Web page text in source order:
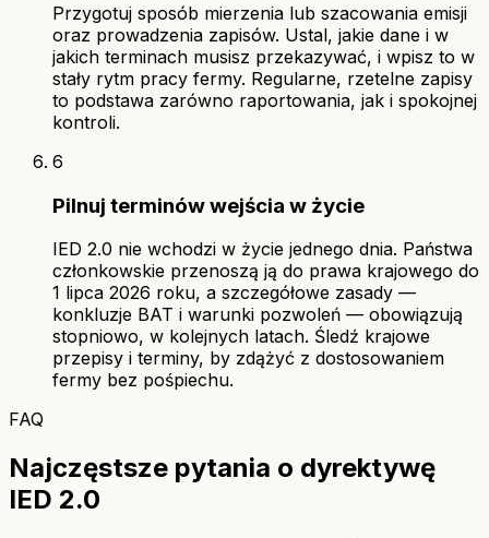
Przygotuj sposób mierzenia lub szacowania emisji
oraz prowadzenia zapisów. Ustal, jakie dane i w
jakich terminach musisz przekazywać, i wpisz to w
stały rytm pracy fermy. Regularne, rzetelne zapisy
to podstawa zarówno raportowania, jak i spokojnej
kontroli.
6
Pilnuj terminów wejścia w życie
IED 2.0 nie wchodzi w życie jednego dnia. Państwa
członkowskie przenoszą ją do prawa krajowego do
1 lipca 2026 roku, a szczegółowe zasady —
konkluzje BAT i warunki pozwoleń — obowiązują
stopniowo, w kolejnych latach. Śledź krajowe
przepisy i terminy, by zdążyć z dostosowaniem
fermy bez pośpiechu.
FAQ
Najczęstsze pytania o dyrektywę
IED 2.0